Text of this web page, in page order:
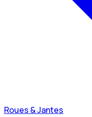
Roues & Jantes